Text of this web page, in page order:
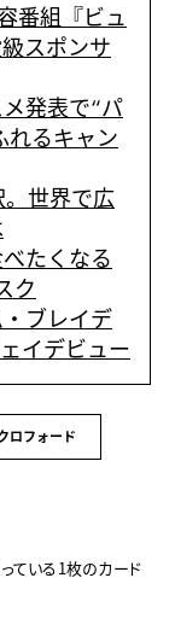
番組『ビュ
スポンサ
発表で“パ
るキャン
。世界で広
たくなる
ク
ブレイデ
イデビュー
ロフォード
ている1枚のカード